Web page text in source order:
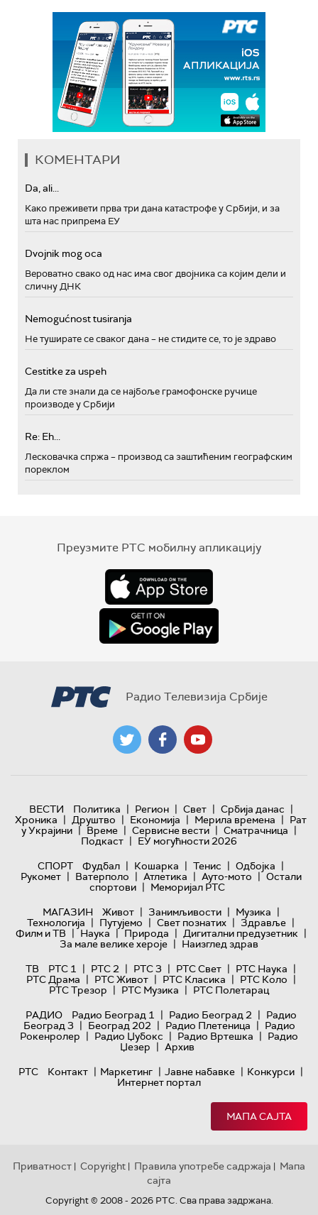
КОМЕНТАРИ
Da, ali...
Како преживети прва три дана катастрофе у Србији, и за
шта нас припрема ЕУ
Dvojnik mog oca
Вероватно свако од нас има свог двојника са којим дели и
сличну ДНК
Nemogućnost tusiranja
Не туширате се сваког дана – не стидите се, то је здраво
Cestitke za uspeh
Да ли сте знали да се најбоље грамофонске ручице
производе у Србији
Re: Eh...
Лесковачка спржа – производ са заштићеним географским
пореклом
Преузмите РТС мобилну апликацију
Радио Телевизија Србије
ВЕСТИ Политика | Регион | Свет | Србија данас |
Хроника | Друштво | Економија | Мерила времена | Рат
у Украјини | Време | Сервисне вести | Сматрачница |
Подкаст | ЕУ могућности 2026
СПОРТ
Фудбал | Кошарка | Тенис | Одбојка |
Рукомет | Ватерполо | Атлетика | Ауто-мото | Остали
спортови | Меморијал РТС
МАГАЗИН
Живот | Занимљивости | Музика |
Технологијa | Путујемо | Свет познатих | Здравље |
Филм и ТВ | Наука | Природа | Дигитални предузетник |
За мале велике хероје | Наизглед здрав
ТВ
РТС 1 | РТС 2 | РТС 3 | РТС Свет | РТС Наука |
РТС Драма | РТС Живот | РТС Класика | РТС Коло |
РТС Трезор | РТС Музика | РТС Полетарац
РАДИО
Радио Београд 1 | Радио Београд 2 | Радио
Београд 3 | Београд 202 | Радио Плетеница | Радио
Рокенролер | Радио Џубокс | Радио Вртешка | Радио
Џезер | Архив
РТС
Контакт | Маркетинг | Јавне набавке | Конкурси |
Интернет портал
МАПА САЈТА
Приватност | Copyright | Правила употребе садржаја | Мапа
сајта
Copyright © 2008 - 2026 РТС. Сва права задржана.